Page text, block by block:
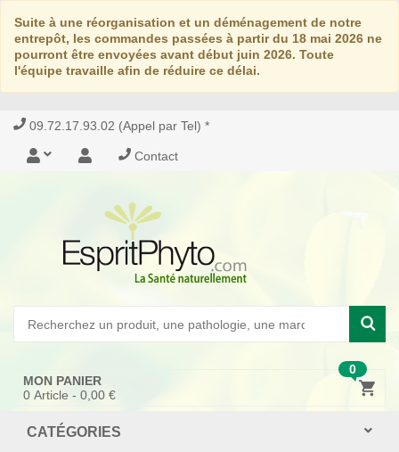
Suite à une réorganisation et un déménagement de notre
entrepôt, les commandes passées à partir du 18 mai 2026 ne
pourront être envoyées avant début juin 2026. Toute
l'équipe travaille afin de réduire ce délai.
09.72.17.93.02 (Appel par Tel) *
Contact
0
MON PANIER
0 Article - 0,00 €
CATÉGORIES